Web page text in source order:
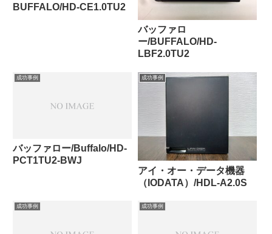
BUFFALO/HD-CE1.0TU2
バッファロ
ー/BUFFALO/HD-
LBF2.0TU2
成功事例
バッファロー/Buffalo/HD-
PCT1TU2-BWJ
成功事例
アイ・オー・データ機器
（IODATA）/HDL-A2.0S
成功事例 成功事例